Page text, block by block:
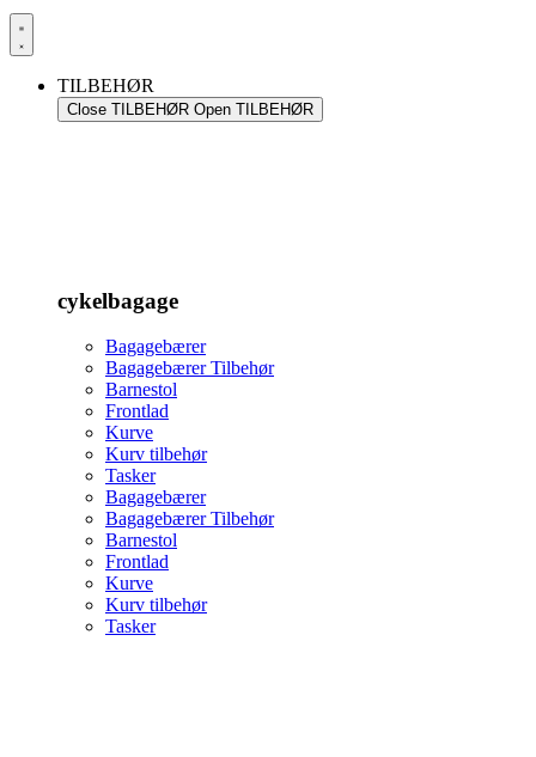
TILBEHØR
Close TILBEHØR Open TILBEHØR
cykelbagage
Bagagebærer
Bagagebærer Tilbehør
Barnestol
Frontlad
Kurve
Kurv tilbehør
Tasker
Bagagebærer
Bagagebærer Tilbehør
Barnestol
Frontlad
Kurve
Kurv tilbehør
Tasker